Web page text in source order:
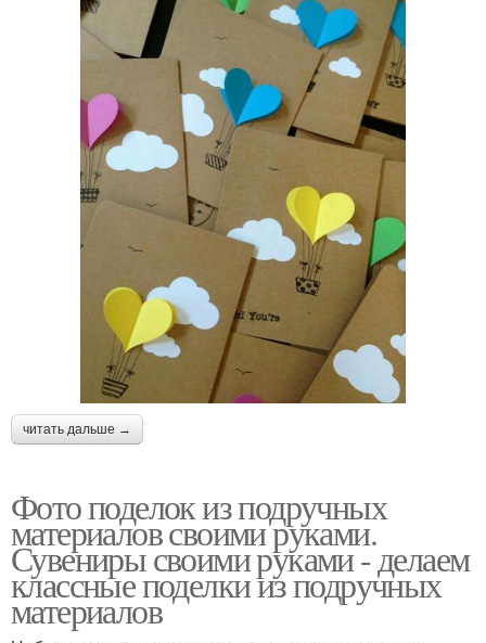
читать дальше →
Фото поделок из подручных
материалов своими руками.
Сувениры своими руками - делаем
классные поделки из подручных
материалов